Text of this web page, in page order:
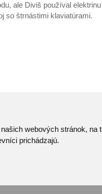
webových stránok,
prichádzajú.
ale Diviš používal
so štrnástimi klaviatúrami.
Kontakt